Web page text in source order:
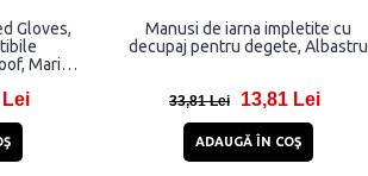
Gloves,
Marime
Lei
Manusi de iarna impletite cu
decupaj pentru degete, Albastru
33,81 Lei 13,81 Lei
ADAUGĂ ÎN COŞ